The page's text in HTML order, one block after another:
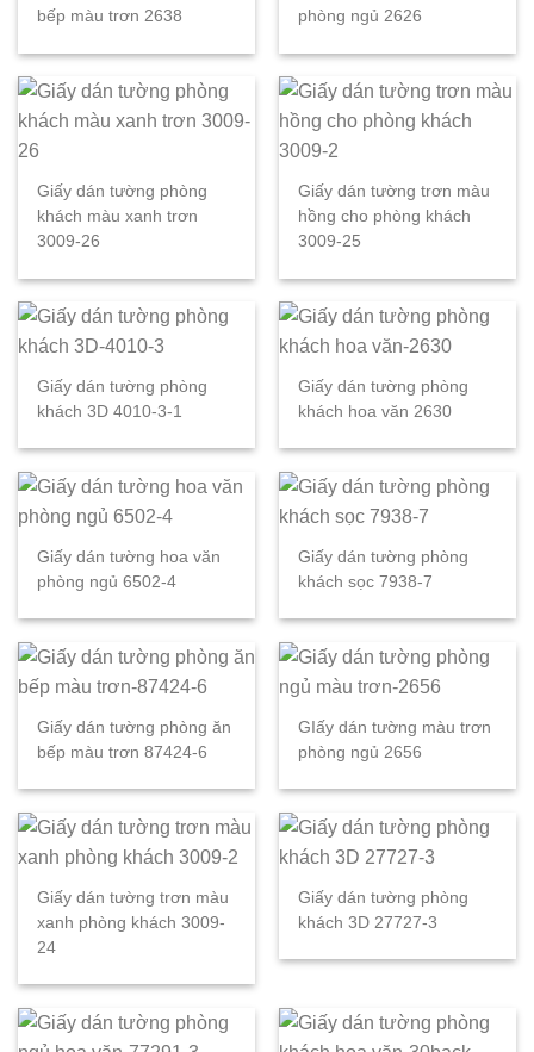
bếp màu trơn 2638
phòng ngủ 2626
Giấy dán tường phòng
khách màu xanh trơn
3009-26
Giấy dán tường trơn màu
hồng cho phòng khách
3009-25
Giấy dán tường phòng
khách 3D 4010-3-1
Giấy dán tường phòng
khách hoa văn 2630
Giấy dán tường hoa văn
phòng ngủ 6502-4
Giấy dán tường phòng
khách sọc 7938-7
Giấy dán tường phòng ăn
bếp màu trơn 87424-6
GIấy dán tường màu trơn
phòng ngủ 2656
Giấy dán tường trơn màu
xanh phòng khách 3009-
24
Giấy dán tường phòng
khách 3D 27727-3